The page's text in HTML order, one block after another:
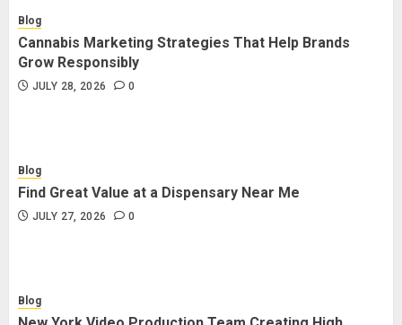
Blog
Cannabis Marketing Strategies That Help Brands
Grow Responsibly
JULY 28, 2026 0
Blog
Find Great Value at a Dispensary Near Me
JULY 27, 2026 0
Blog